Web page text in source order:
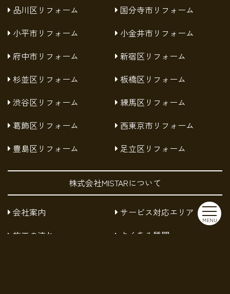
MENU
品川区リフォーム
国分寺市リフォーム
小平市リフォーム
小金井市リフォーム
府中市リフォーム
新宿区リフォーム
杉並区リフォーム
板橋区リフォーム
渋谷区リフォーム
練馬区リフォーム
葛飾区リフォーム
西東京市リフォーム
豊島区リフォーム
足立区リフォーム
株式会社MISTARについて
会社案内
サービス対応エリア
施工の流れ
よくある質問